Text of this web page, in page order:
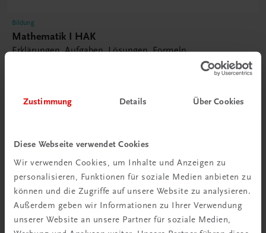
Zustimmung Details Über Cookies
Diese Webseite verwendet Cookies
Wir verwenden Cookies, um Inhalte und Anzeigen zu
personalisieren, Funktionen für soziale Medien anbieten zu
können und die Zugriffe auf unsere Website zu analysieren.
Außerdem geben wir Informationen zu Ihrer Verwendung
unserer Website an unsere Partner für soziale Medien,
Bildung
Mathematik I HAK
Erklärungen, Aufgaben, Lösungen, Formeln